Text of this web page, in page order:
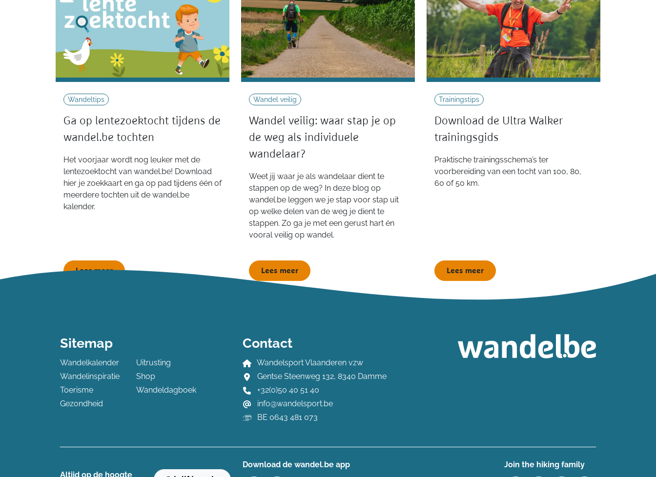
Wandeltips
Ga op lentezoektocht tijdens de
wandel.be tochten
Het voorjaar wordt nog leuker met de
lentezoektocht van wandel.be! Download
hier je zoekkaart en ga op pad tijdens één of
meerdere tochten uit de wandel.be
kalender.
Lees meer
Wandel veilig
Wandel veilig: waar stap je op
de weg als individuele
wandelaar?
Weet jij waar je als wandelaar dient te
stappen op de weg? In deze blog op
wandel.be leggen we je stap voor stap uit
op welke delen van de weg je dient te
stappen. Zo ga je met een gerust hart én
vooral veilig op wandel.
Lees meer
Trainingstips
Download de Ultra Walker
trainingsgids
Praktische trainingsschema’s ter
voorbereiding van een tocht van 100, 80,
60 of 50 km.
Lees meer
Sitemap
Wandelkalender
Wandelinspiratie
Toerisme
Gezondheid
Uitrusting
Shop
Wandeldagboek
Contact
Wandelsport Vlaanderen vzw
Gentse Steenweg 132, 8340 Damme
+32(0)50 40 51 40
info@wandelsport.be
BE 0643 481 073
Altijd op de hoogte ​
Download de wandel.be app Join the hiking family